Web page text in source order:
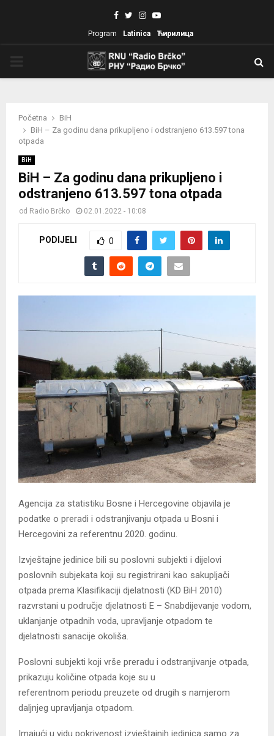
Facebook
TwitterInstagram
Youtube
Program Latinica Ћирилица
Početna
BiH
BiH – Za godinu dana prikupljeno i odstranjeno 613.597 tona
otpada
BiH
BiH – Za godinu dana prikupljeno i
odstranjeno 613.597 tona otpada
od Radio Brčko 02.01.2022 - 10:08
PODIJELI 0
Agencija za statistiku Bosne i Hercegovine objavila je
podatke o preradi i odstranjivanju otpada u Bosni i
Hercegovini za referentnu 2020. godinu.
Izvještajne jedinice bili su poslovni subjekti i dijelovi
poslovnih subjekata koji su registrirani kao sakupljači
otpada prema Klasifikaciji djelatnosti (KD BiH 2010)
razvrstani u područje djelatnosti E – Snabdijevanje vodom,
uklanjanje otpadnih voda, upravljanje otpadom te
djelatnosti sanacije okoliša.
Poslovni subjekti koji vrše preradu i odstranjivanje otpada,
prikazuju količine otpada koje su u
referentnom periodu preuzete od drugih s namjerom
daljnjeg upravljanja otpadom.
Imajući u vidu pokrivenost izvještajnih jedinica samo za